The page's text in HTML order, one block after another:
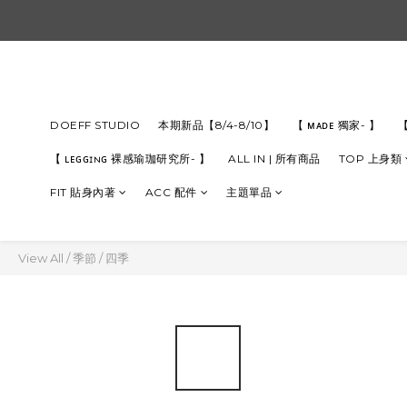
DOEFF STUDIO 本期新品【8/4-8/10】 【 ᴍᴀᴅᴇ 獨家- 】
【 ʟᴇɢɢɪɴɢ 裸感瑜珈研究所- 】 ALL IN | 所有商品 TOP 上身類
FIT 貼身內著 ACC 配件 主題單品
View All /季節 /四季